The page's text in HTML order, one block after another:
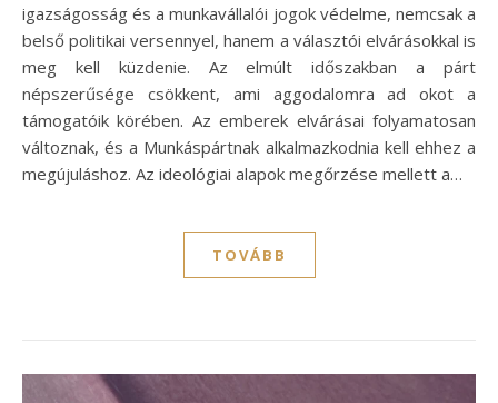
igazságosság és a munkavállalói jogok védelme, nemcsak a
belső politikai versennyel, hanem a választói elvárásokkal is
meg kell küzdenie. Az elmúlt időszakban a párt
népszerűsége csökkent, ami aggodalomra ad okot a
támogatóik körében. Az emberek elvárásai folyamatosan
változnak, és a Munkáspártnak alkalmazkodnia kell ehhez a
megújuláshoz. Az ideológiai alapok megőrzése mellett a…
TOVÁBB